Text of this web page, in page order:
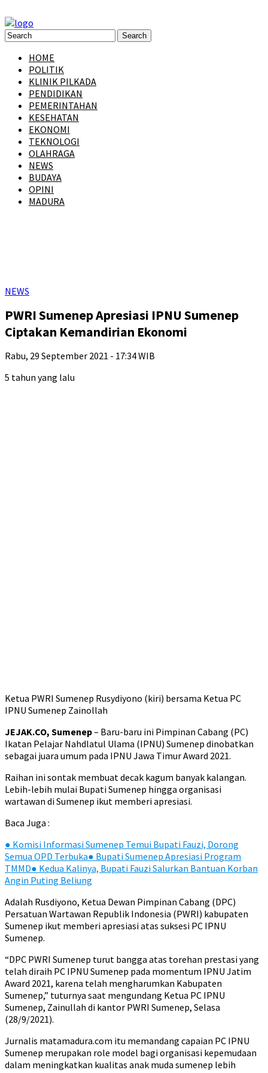
HOME
POLITIK
KLINIK PILKADA
PENDIDIKAN
PEMERINTAHAN
KESEHATAN
EKONOMI
TEKNOLOGI
OLAHRAGA
NEWS
BUDAYA
OPINI
MADURA
NEWS
PWRI Sumenep Apresiasi IPNU Sumenep
Ciptakan Kemandirian Ekonomi
Rabu, 29 September 2021 - 17:34 WIB
5 tahun yang lalu
Ketua PWRI Sumenep Rusydiyono (kiri) bersama Ketua PC
IPNU Sumenep Zainollah
JEJAK.CO, Sumenep– Baru-baru ini Pimpinan Cabang (PC)
Ikatan Pelajar Nahdlatul Ulama (IPNU) Sumenep dinobatkan
sebagai juara umum pada IPNU Jawa Timur Award 2021.
Raihan ini sontak membuat decak kagum banyak kalangan.
Lebih-lebih mulai Bupati Sumenep hingga organisasi
wartawan di Sumenep ikut memberi apresiasi.
Baca Juga :
● Komisi Informasi Sumenep Temui Bupati Fauzi, Dorong
Semua OPD Terbuka● Bupati Sumenep Apresiasi Program
TMMD● Kedua Kalinya, Bupati Fauzi Salurkan Bantuan Korban
Angin Puting Beliung
Adalah Rusdiyono, Ketua Dewan Pimpinan Cabang (DPC)
Persatuan Wartawan Republik Indonesia (PWRI) kabupaten
Sumenep ikut memberi apresiasi atas suksesi PC IPNU
Sumenep.
“DPC PWRI Sumenep turut bangga atas torehan prestasi yang
telah diraih PC IPNU Sumenep pada momentum IPNU Jatim
Award 2021, karena telah mengharumkan Kabupaten
Sumenep,” tuturnya saat mengundang Ketua PC IPNU
Sumenep, Zainullah di kantor PWRI Sumenep, Selasa
(28/9/2021).
Jurnalis matamadura.com itu memandang capaian PC IPNU
Sumenep merupakan role model bagi organisasi kepemudaan
dalam meningkatkan kualitas anak muda sumenep lebih